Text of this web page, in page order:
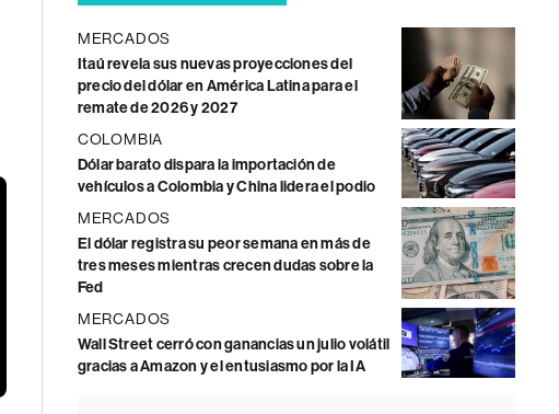
MERCADOS
Itaú revela sus nuevas proyecciones del
precio del dólar en América Latina para el
remate de 2026 y 2027
COLOMBIA
Dólar barato dispara la importación de
vehículos a Colombia y China lidera el podio
MERCADOS
El dólar registra su peor semana en más de
tres meses mientras crecen dudas sobre la
Fed
MERCADOS
Wall Street cerró con ganancias un julio volátil
gracias a Amazon y el entusiasmo por la IA